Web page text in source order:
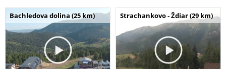
Bachledova dolina (25 km) Strachankovo - Ždiar (29 km)